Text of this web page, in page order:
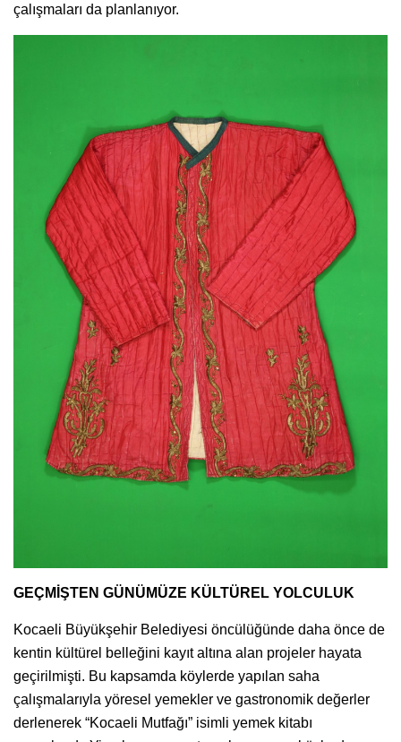
çalışmaları da planlanıyor.
GEÇMİŞTEN GÜNÜMÜZE KÜLTÜREL YOLCULUK
Kocaeli Büyükşehir Belediyesi öncülüğünde daha önce de
kentin kültürel belleğini kayıt altına alan projeler hayata
geçirilmişti. Bu kapsamda köylerde yapılan saha
çalışmalarıyla yöresel yemekler ve gastronomik değerler
derlenerek “Kocaeli Mutfağı” isimli yemek kitabı